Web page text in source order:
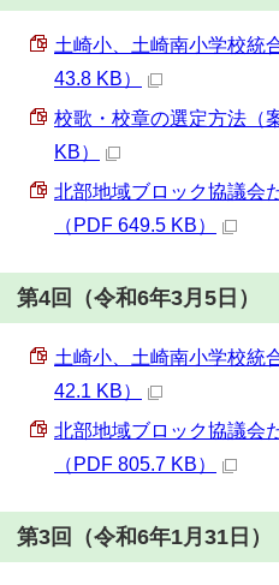
土崎小、土崎南小学校
43.8 KB）
校歌・校章の選定方法（
KB）
北部地域ブロック協議会
（PDF 649.5 KB）
第4回（令和6年3月5日）
土崎小、土崎南小学校
42.1 KB）
北部地域ブロック協議会
（PDF 805.7 KB）
第3回（令和6年1月31日）